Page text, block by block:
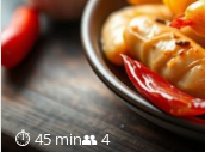
⏱ 45 min👥 4